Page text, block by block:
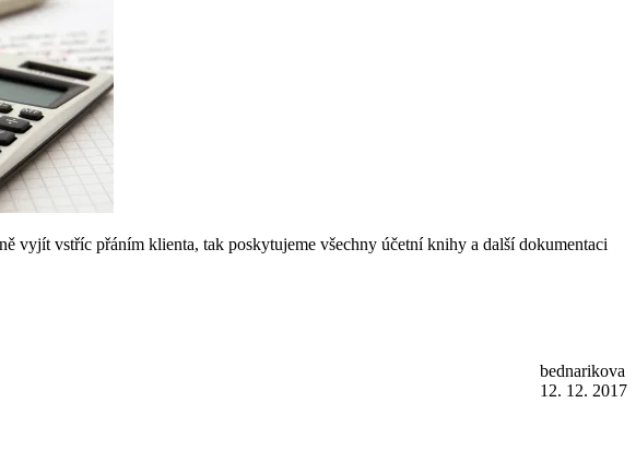
vyjít vstříc přáním klienta, tak poskytujeme všechny účetní knihy a další dokumentaci
bednarikova
12. 12. 2017